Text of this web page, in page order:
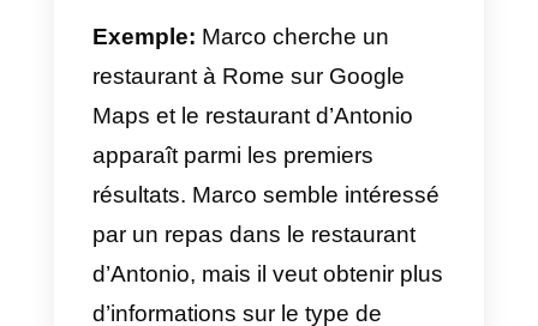
vous et vos clients pouvez
des photos de votre entreprise
des produits et services
proposés, recueillir des avis et y
répondre;
3) Attirer de nouveaux clients: